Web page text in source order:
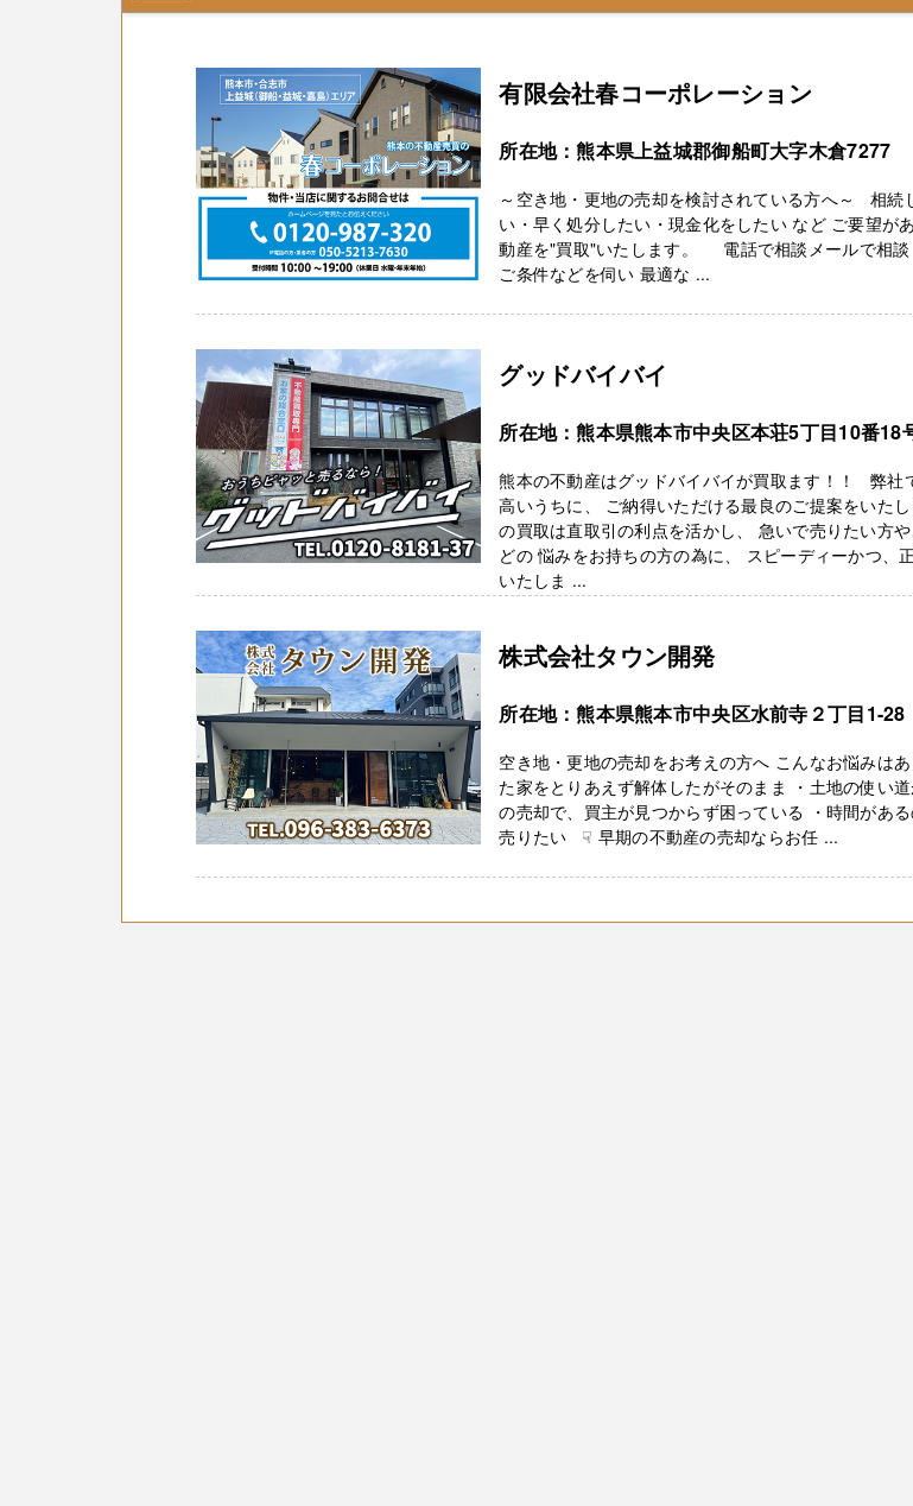
有限会社春コーポレーション
所在地：熊本県上益城郡御船町大字木倉7277
～空き地・更地の売却を検討されている方へ～ 相続
い・早く処分したい・現金化をしたい など ご要望が
動産を"買取"いたします。 電話で相談メールで相
ご条件などを伺い 最適な ...
グッドバイバイ
所在地：熊本県熊本市中央区本荘5丁目10番18
熊本の不動産はグッドバイバイが買取ます！！ 弊社
高いうちに、 ご納得いただける最良のご提案をいた
の買取は直取引の利点を活かし、 急いで売りたい方
どの 悩みをお持ちの方の為に、 スピーディーかつ、
いたしま ...
株式会社タウン開発
所在地：熊本県熊本市中央区水前寺２丁目1-28
空き地・更地の売却をお考えの方へ こんなお悩みは
た家をとりあえず解体したがそのまま ・土地の使い
の売却で、買主が見つからず困っている ・時間があ
売りたい ☟ 早期の不動産の売却ならお任 ...